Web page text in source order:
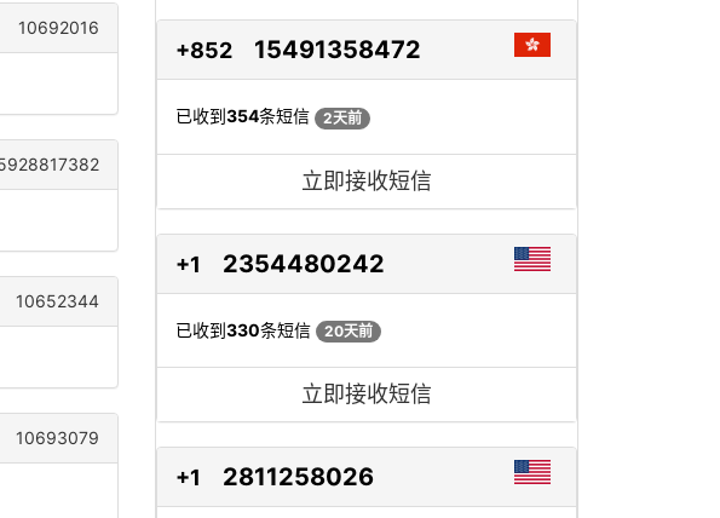
10692016
10652344
10693079
+852 15491358472
已收到354条短信 2天前
立即接收短信
+1 2354480242
已收到330条短信 20天前
立即接收短信
+1 2811258026